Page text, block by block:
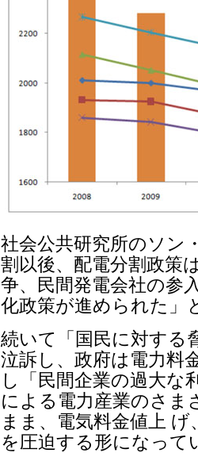
社会公共研究所のソン
割以後、配電分割政策
争、民間発電会社の参
化政策が進められた」
続いて「国民に対する
泣訴し、政府は電力料
し「民間企業の過大な
による電力産業のさま
まま、電気料金値上
を圧迫する形になって